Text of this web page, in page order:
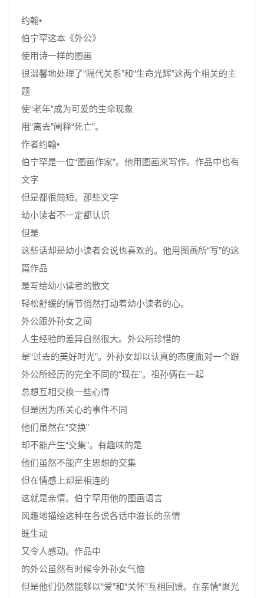
约翰•
伯宁罕这本《外公》
使用诗一样的图画
很温馨地处理了“隔代关系”和“生命光辉”这两个相关的主
题
使“老年”成为可爱的生命现象
用“离去”阐释“死亡”。
作者约翰•
伯宁罕是一位“图画作家”。他用图画来写作。作品中也有
文字
但是都很简短。那些文字
幼小读者不一定都认识
但是
这些话却是幼小读者会说也喜欢的。他用图画所“写”的这
篇作品
是写给幼小读者的散文
轻松舒缓的情节悄然打动着幼小读者的心。
外公跟外孙女之间
人生经验的差异自然很大。外公所珍惜的
是“过去的美好时光”。外孙女却以认真的态度面对一个跟
外公所经历的完全不同的“现在”。祖孙俩在一起
总想互相交换一些心得
但是因为所关心的事件不同
他们虽然在“交换”
却不能产生“交集”。有趣味的是
他们虽然不能产生思想的交集
但在情感上却是相连的
这就是亲情。伯宁罕用他的图画语言
风趣地描绘这种在各说各话中滋长的亲情
既生动
又令人感动。作品中
的外公虽然有时候令外孙女气恼
但是他们仍然能够以“爱”和“关怀”互相回馈。在亲情“聚光